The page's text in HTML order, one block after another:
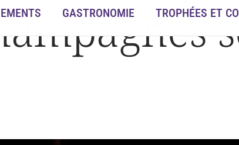
GASTRONOMIE TROPHÉES ET